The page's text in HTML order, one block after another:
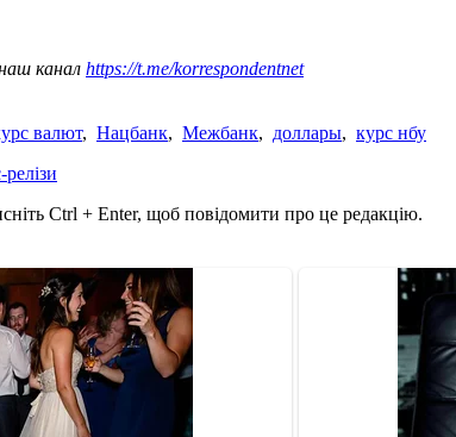
канал https://t.me/korrespondentnet
валют, Нацбанк, Межбанк, доллары, курс нбу
Ctrl + Enter, щоб повідомити про це редакцію.